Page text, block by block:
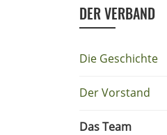
DER VERBAND
Die Geschichte
Der Vorstand
Das Team